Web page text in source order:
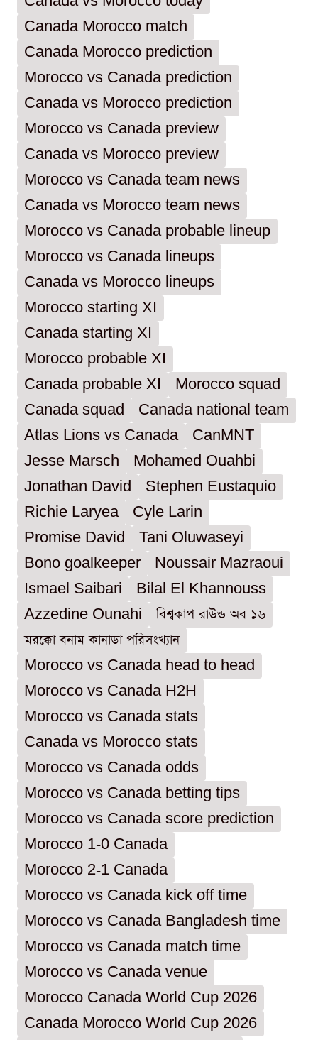
Canada Morocco match
Canada Morocco prediction
Morocco vs Canada prediction
Canada vs Morocco prediction
Morocco vs Canada preview
Canada vs Morocco preview
Morocco vs Canada team news
Canada vs Morocco team news
Morocco vs Canada probable lineup
Morocco vs Canada lineups
Canada vs Morocco lineups
Morocco starting XI
Canada starting XI
Morocco probable XI
Canada probable XI
Morocco squad
Canada squad
Canada national team
Atlas Lions vs Canada
CanMNT
Jesse Marsch
Mohamed Ouahbi
Jonathan David
Stephen Eustaquio
Richie Laryea
Cyle Larin
Promise David
Tani Oluwaseyi
Bono goalkeeper
Noussair Mazraoui
Ismael Saibari
Bilal El Khannouss
Azzedine Ounahi
বিশ্বকাপ রাউন্ড অব ১৬
মরক্কো বনাম কানাডা পরিসংখ্যান
Morocco vs Canada head to head
Morocco vs Canada H2H
Morocco vs Canada stats
Canada vs Morocco stats
Morocco vs Canada odds
Morocco vs Canada betting tips
Morocco vs Canada score prediction
Morocco 1-0 Canada
Morocco 2-1 Canada
Morocco vs Canada kick off time
Morocco vs Canada Bangladesh time
Morocco vs Canada match time
Morocco vs Canada venue
Morocco Canada World Cup 2026
Canada Morocco World Cup 2026